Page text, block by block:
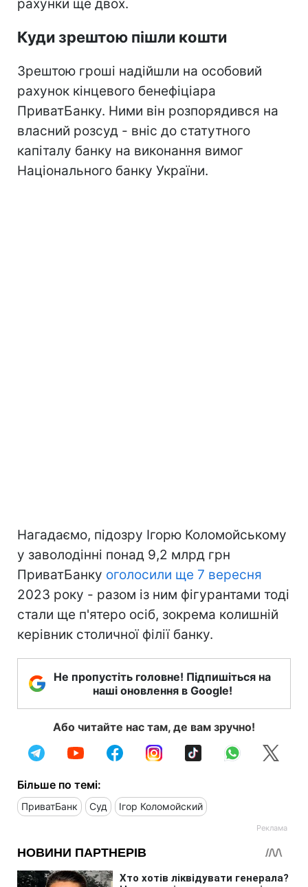
рахунки ще двох.
Куди зрештою пішли кошти
Зрештою гроші надійшли на особовий
рахунок кінцевого бенефіціара
ПриватБанку. Ними він розпорядився на
власний розсуд - вніс до статутного
капіталу банку на виконання вимог
Національного банку України.
Нагадаємо, підозру Ігорю Коломойському
у заволодінні понад 9,2 млрд грн
ПриватБанку оголосили ще 7 вересня
2023 року - разом із ним фігурантами тоді
стали ще п'ятеро осіб, зокрема колишній
керівник столичної філії банку.
Не пропустіть головне! Підпишіться на
наші оновлення в Google!
Або читайте нас там, де вам зручно!
Більше по темі:
ПриватБанк Суд Ігор Коломойский